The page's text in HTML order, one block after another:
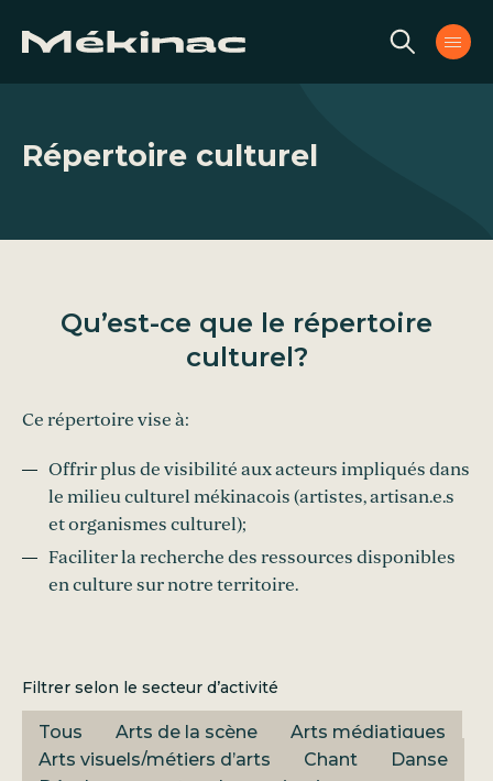
Répertoire culturel
Qu’est-ce que le répertoire
culturel?
Ce répertoire vise à:
Offrir plus de visibilité aux acteurs impliqués dans
le milieu culturel mékinacois (artistes, artisan.e.s
et organismes culturel);
Faciliter la recherche des ressources disponibles
en culture sur notre territoire.
Filtrer selon le secteur d’activité
Tous Arts de la scène
Arts médiatiques
Arts visuels/métiers d’arts
Chant
Danse